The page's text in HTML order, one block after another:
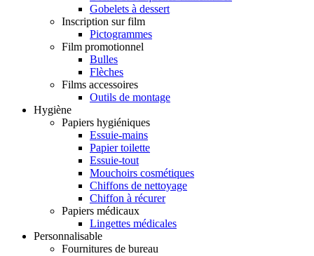
Gobelets à dessert
Inscription sur film
Pictogrammes
Film promotionnel
Bulles
Flèches
Films accessoires
Outils de montage
Hygiène
Papiers hygiéniques
Essuie-mains
Papier toilette
Essuie-tout
Mouchoirs cosmétiques
Chiffons de nettoyage
Chiffon à récurer
Papiers médicaux
Lingettes médicales
Personnalisable
Fournitures de bureau